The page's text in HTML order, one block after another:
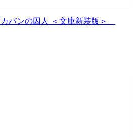
バンの囚人 ＜文庫新装版＞